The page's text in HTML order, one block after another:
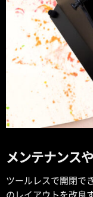
メンテナンス
ツールレスで開閉で
のレイアウトを改良